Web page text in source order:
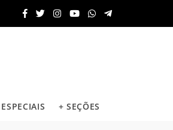
ESPECIAIS + SEÇÕES